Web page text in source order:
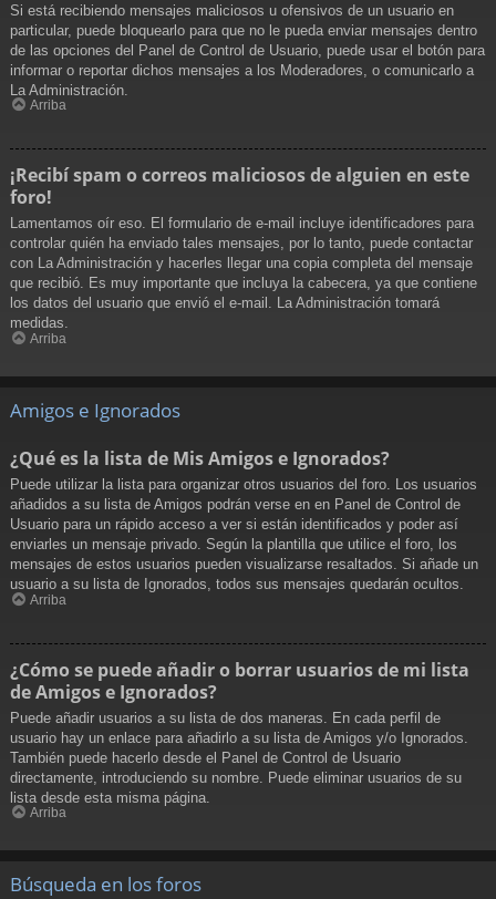
Si está recibiendo mensajes maliciosos u ofensivos de un usuario en
particular, puede bloquearlo para que no le pueda enviar mensajes dentro
de las opciones del Panel de Control de Usuario, puede usar el botón para
informar o reportar dichos mensajes a los Moderadores, o comunicarlo a
La Administración.
Arriba
¡Recibí spam o correos maliciosos de alguien en este
foro!
Lamentamos oír eso. El formulario de e-mail incluye identificadores para
controlar quién ha enviado tales mensajes, por lo tanto, puede contactar
con La Administración y hacerles llegar una copia completa del mensaje
que recibió. Es muy importante que incluya la cabecera, ya que contiene
los datos del usuario que envió el e-mail. La Administración tomará
medidas.
Arriba
Amigos e Ignorados
¿Qué es la lista de Mis Amigos e Ignorados?
Puede utilizar la lista para organizar otros usuarios del foro. Los usuarios
añadidos a su lista de Amigos podrán verse en en Panel de Control de
Usuario para un rápido acceso a ver si están identificados y poder así
enviarles un mensaje privado. Según la plantilla que utilice el foro, los
mensajes de estos usuarios pueden visualizarse resaltados. Si añade un
usuario a su lista de Ignorados, todos sus mensajes quedarán ocultos.
Arriba
¿Cómo se puede añadir o borrar usuarios de mi lista
de Amigos e Ignorados?
Puede añadir usuarios a su lista de dos maneras. En cada perfil de
usuario hay un enlace para añadirlo a su lista de Amigos y/o Ignorados.
También puede hacerlo desde el Panel de Control de Usuario
directamente, introduciendo su nombre. Puede eliminar usuarios de su
lista desde esta misma página.
Arriba
Búsqueda en los foros